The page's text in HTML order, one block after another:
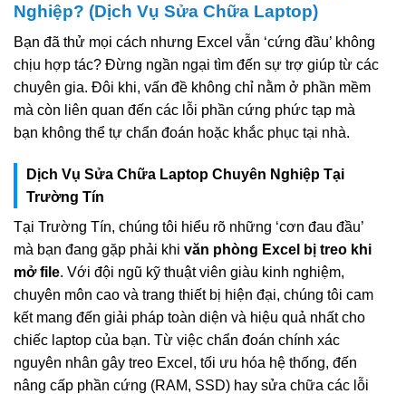
Nghiệp? (Dịch Vụ Sửa Chữa Laptop)
Bạn đã thử mọi cách nhưng Excel vẫn ‘cứng đầu’ không
chịu hợp tác? Đừng ngần ngại tìm đến sự trợ giúp từ các
chuyên gia. Đôi khi, vấn đề không chỉ nằm ở phần mềm
mà còn liên quan đến các lỗi phần cứng phức tạp mà
bạn không thể tự chẩn đoán hoặc khắc phục tại nhà.
Dịch Vụ Sửa Chữa Laptop Chuyên Nghiệp Tại
Trường Tín
Tại Trường Tín, chúng tôi hiểu rõ những ‘cơn đau đầu’
mà bạn đang gặp phải khi văn phòng Excel bị treo khi
mở file. Với đội ngũ kỹ thuật viên giàu kinh nghiệm,
chuyên môn cao và trang thiết bị hiện đại, chúng tôi cam
kết mang đến giải pháp toàn diện và hiệu quả nhất cho
chiếc laptop của bạn. Từ việc chẩn đoán chính xác
nguyên nhân gây treo Excel, tối ưu hóa hệ thống, đến
nâng cấp phần cứng (RAM, SSD) hay sửa chữa các lỗi